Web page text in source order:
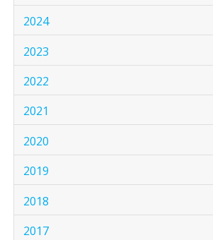
2024
2023
2022
2021
2020
2019
2018
2017